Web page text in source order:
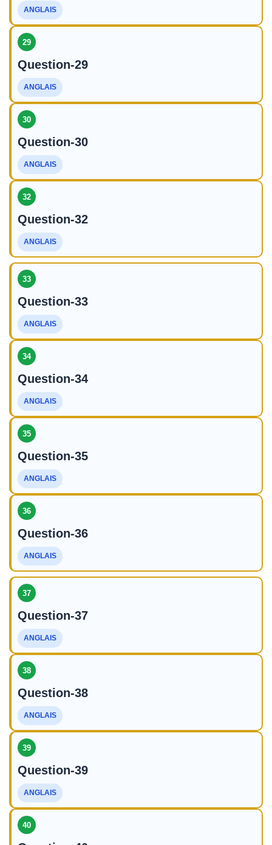
ANGLAIS
29
Question-29
ANGLAIS
30
Question-30
ANGLAIS
32
Question-32
ANGLAIS
33
Question-33
ANGLAIS
34
Question-34
ANGLAIS
35
Question-35
ANGLAIS
36
Question-36
ANGLAIS
37
Question-37
ANGLAIS
38
Question-38
ANGLAIS
39
Question-39
ANGLAIS
40